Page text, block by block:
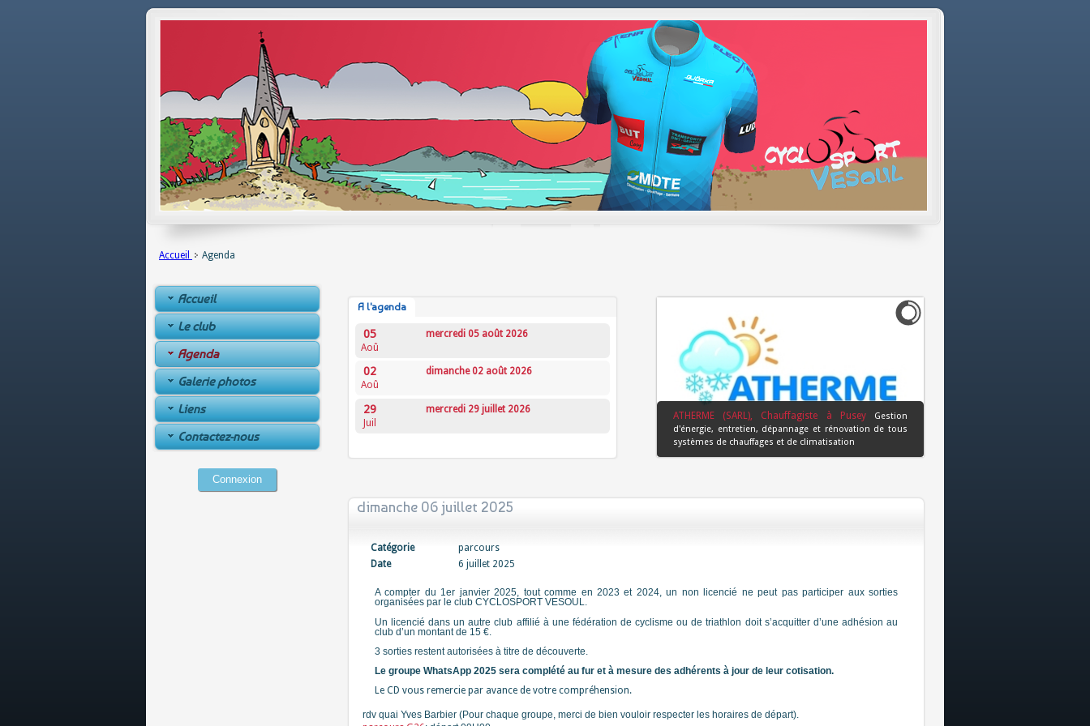
Accueil Agenda
Accueil
Le club
Agenda
Galerie photos
Liens
Contactez-nous
Connexion
A l'agenda
05
Aoû
mercredi 05 août 2026
02
Aoû
dimanche 02 août 2026
29
Juil
mercredi 29 juillet 2026
ATHERME (SARL), Chauffagiste à Pusey
Gestion
d'énergie, entretien, dépannage et rénovation de tous
systèmes de chauffages et de climatisation
dimanche 06 juillet 2025
Catégorie
parcours
Date
6 juillet 2025
A compter du 1er janvier 2025, tout comme en 2023et 2024, un non licencié ne peut pasparticiper aux sorties
organisées par le club CYCLOSPORT VESOUL.
Un licencié dans un autre club affilié à une fédération de cyclisme ou de triathlon doit s’acquitter d’une adhésion au
club d’un montant de 15 €.
3 sorties restent autorisées à titre de découverte.
Le groupe WhatsApp 2025 sera complété au fur et à mesure des adhérents à jour de leur cotisation.
Le CD vous remercie par avance de votre compréhension.
rdv quai Yves Barbier (Pour chaque groupe, merci de bien vouloir respecter les horaires de départ).